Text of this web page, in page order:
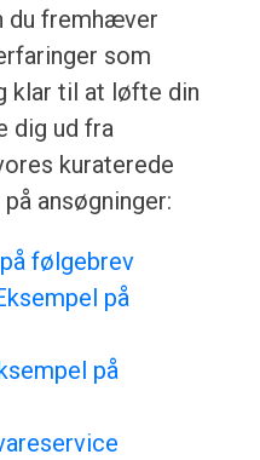
du fremhæver
som
klar til at løfte din
dig ud fra
kuraterede
ansøgninger:
følgebrev
på
på